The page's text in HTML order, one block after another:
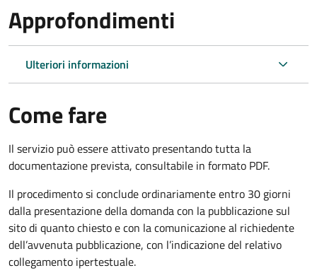
Approfondimenti
Ulteriori informazioni
Come fare
Il servizio può essere attivato presentando tutta la
documentazione prevista, consultabile in formato PDF.
Il procedimento si conclude ordinariamente entro 30 giorni
dalla presentazione della domanda con la pubblicazione sul
sito di quanto chiesto e con la comunicazione al richiedente
dell’avvenuta pubblicazione, con l’indicazione del relativo
collegamento ipertestuale.